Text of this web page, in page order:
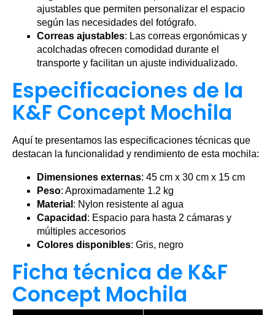
ajustables que permiten personalizar el espacio
según las necesidades del fotógrafo.
Correas ajustables: Las correas ergonómicas y
acolchadas ofrecen comodidad durante el
transporte y facilitan un ajuste individualizado.
Especificaciones de la
K&F Concept Mochila
Aquí te presentamos las especificaciones técnicas que
destacan la funcionalidad y rendimiento de esta mochila:
Dimensiones externas: 45 cm x 30 cm x 15 cm
Peso: Aproximadamente 1.2 kg
Material : Nylon resistente al agua
Capacidad : Espacio para hasta 2 cámaras y
múltiples accesorios
Colores disponibles: Gris, negro
Ficha técnica de K&F
Concept Mochila